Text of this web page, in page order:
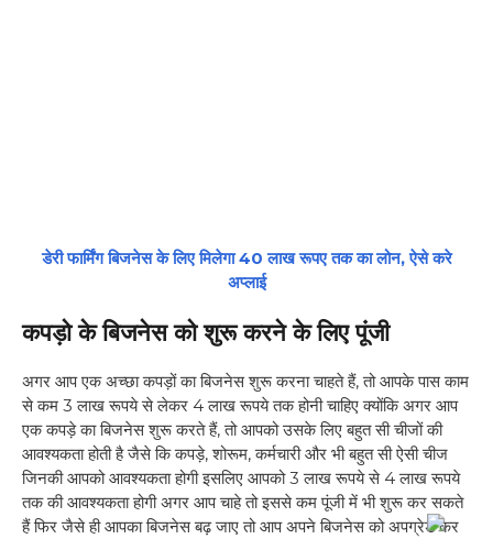
डेरी फार्मिंग बिजनेस के लिए मिलेगा 40 लाख रूपए तक का लोन, ऐसे करे
अप्लाई
कपड़ो के बिजनेस को शुरू करने के लिए पूंजी
अगर आप एक अच्छा कपड़ों का बिजनेस शुरू करना चाहते हैं, तो आपके पास काम
से कम 3 लाख रूपये से लेकर 4 लाख रूपये तक होनी चाहिए क्योंकि अगर आप
एक कपड़े का बिजनेस शुरू करते हैं, तो आपको उसके लिए बहुत सी चीजों की
आवश्यकता होती है जैसे कि कपड़े, शोरूम, कर्मचारी और भी बहुत सी ऐसी चीज
जिनकी आपको आवश्यकता होगी इसलिए आपको 3 लाख रूपये से 4 लाख रूपये
तक की आवश्यकता होगी अगर आप चाहे तो इससे कम पूंजी में भी शुरू कर सकते
हैं फिर जैसे ही आपका बिजनेस बढ़ जाए तो आप अपने बिजनेस को अपग्रेड कर